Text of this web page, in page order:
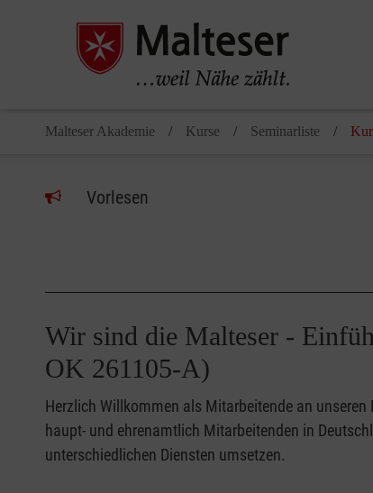
Malteser Akademie Kurse Seminarliste
Vorlesen
Wir sind die Malteser -
OK 261105-A)
Herzlich Willkommen als Mitarbeitende an
haupt- und ehrenamtlich Mitarbeitenden in
unterschiedlichen Diensten umsetzen.